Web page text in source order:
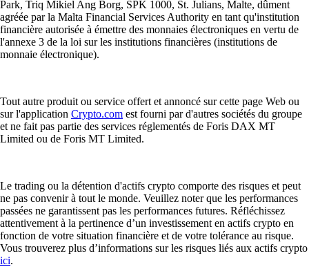
Park, Triq Mikiel Ang Borg, SPK 1000, St. Julians, Malte, dûment
agréée par la Malta Financial Services Authority en tant qu'institution
financière autorisée à émettre des monnaies électroniques en vertu de
l'annexe 3 de la loi sur les institutions financières (institutions de
monnaie électronique).
Tout autre produit ou service offert et annoncé sur cette page Web ou
sur l'application Crypto.com est fourni par d'autres sociétés du groupe
et ne fait pas partie des services réglementés de Foris DAX MT
Limited ou de Foris MT Limited.
Le trading ou la détention d'actifs crypto comporte des risques et peut
ne pas convenir à tout le monde. Veuillez noter que les performances
passées ne garantissent pas les performances futures. Réfléchissez
attentivement à la pertinence d’un investissement en actifs crypto en
fonction de votre situation financière et de votre tolérance au risque.
Vous trouverez plus d’informations sur les risques liés aux actifs crypto
ici.